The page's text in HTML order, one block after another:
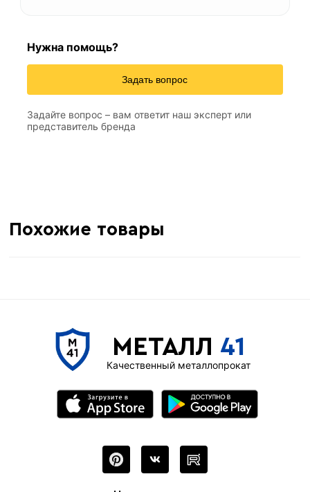
Нужна помощь?
Задать вопрос
Задайте вопрос – вам ответит наш эксперт или
представитель бренда
Похожие товары
МЕТАЛЛ 41
Качественный металлопрокат